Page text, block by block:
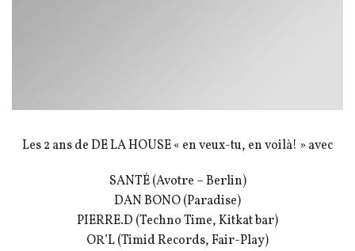
Les 2 ans de DE LA HOUSE « en veux-tu, en voilà! » avec
SANTÉ (Avotre – Berlin)
DAN BONO (Paradise)
PIERRE.D (Techno Time, Kitkat bar)
OR’L (Timid Records, Fair-Play)